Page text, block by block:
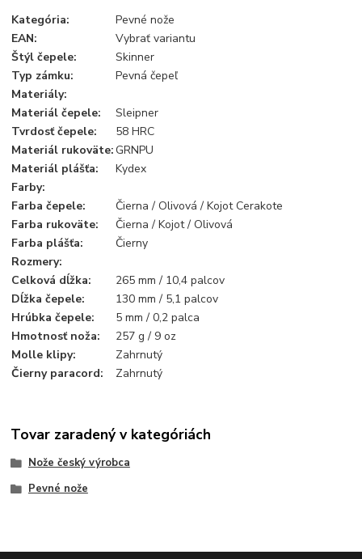
Kategória:
Pevné nože
EAN:
Vybrať variantu
Štýl čepele:
Skinner
Typ zámku:
Pevná čepeľ
Materiály:
Materiál čepele:
Sleipner
Tvrdosť čepele:
58 HRC
Materiál rukoväte: GRNPU
Materiál plášťa:
Kydex
Farby:
Farba čepele:
Čierna / Olivová / Kojot Cerakote
Farba rukoväte:
Čierna / Kojot / Olivová
Farba plášťa:
Čierny
Rozmery:
Celková dĺžka:
265 mm / 10,4 palcov
Dĺžka čepele:
130 mm / 5,1 palcov
Hrúbka čepele:
5 mm / 0,2 palca
Hmotnosť noža:
257 g / 9 oz
Molle klipy:
Zahrnutý
Čierny paracord: Zahrnutý
Tovar zaradený v kategóriách
Nože český výrobca
Pevné nože